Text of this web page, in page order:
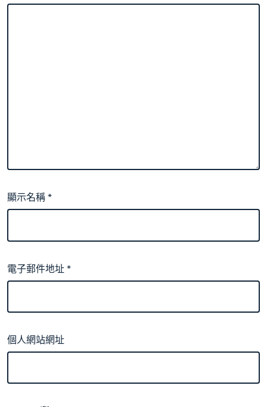
顯示名稱*
電子郵件地址*
個人網站網址